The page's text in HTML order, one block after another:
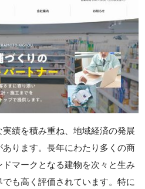
績を積み重ね、地域経済の発展
ります。長年にわたり多くの商
マークとなる建物を次々と生み
も高く評価されています。特に